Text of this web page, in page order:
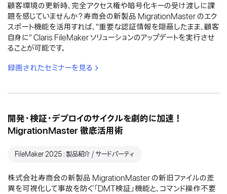
顧客環境の更新時、完全アクセス権や暗号化キーの受け渡しに課
題を感じていませんか？寿商会の新製品 MigrationMaster のエク
スポート機能を活用すれば、"重要な認証情報を隠蔽したまま、顧客
自身に" Claris FileMaker ソリューションのアップデートを実行させ
ることが可能です。
録画されたセミナーを見る
開発・検証・デプロイのサイクルを劇的に加速！
MigrationMaster 徹底活用術
FileMaker 2025：製品紹介 / サードパーティ
株式会社寿商会の新製品 MigrationMaster の新旧ファイルの差
異を可視化して事故を防ぐ「DMT検証」機能と、コマンド操作不要